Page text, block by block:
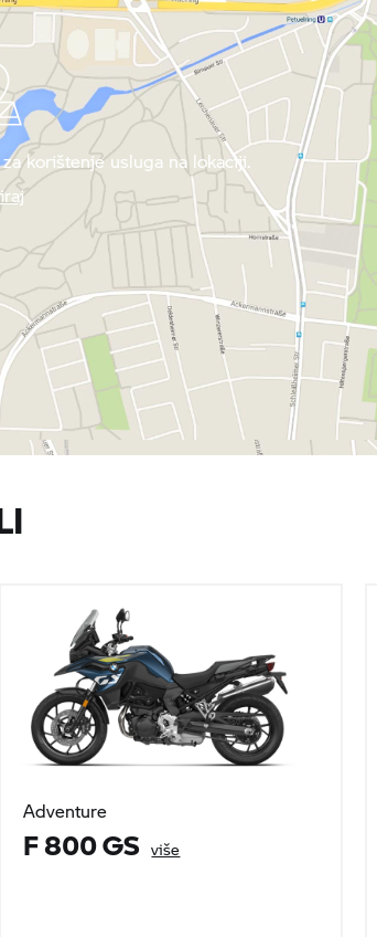
korištenje usluga na lokaciji.
Adventure
F 800 GS više